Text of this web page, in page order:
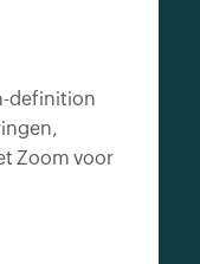
definition
Zoom voor